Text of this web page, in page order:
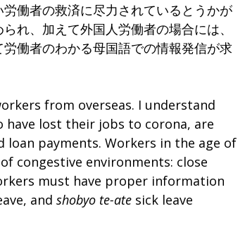
働者の救済に尽力されているとうかが
れ、加えて外国人労働者の場合には、
働者のわかる母国語での情報発信が求
from overseas. I understand
have lost their jobs to corona, are
payments. Workers in the age of
congestive environments: close
must have proper information
and shobyo te-ate sick leave